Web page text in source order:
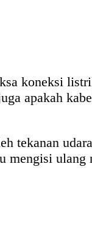
koneksi
apakah
tekanan
mengisi ulang